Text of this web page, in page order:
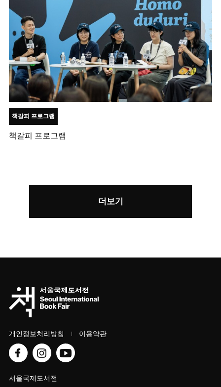
책갈피 프로그램
책갈피 프로그램
더보기
개인정보처리방침 이용약관
서울국제도서전